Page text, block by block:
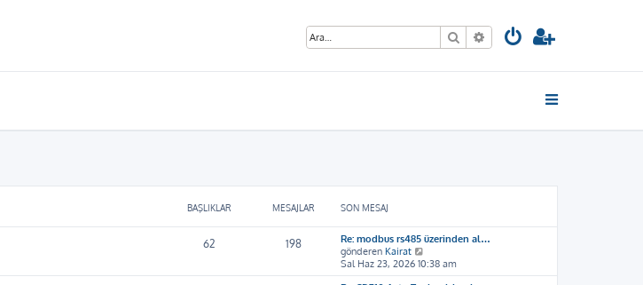
Ara Gelişmiş arama
BAŞLIKLAR MESAJLAR SON MESAJ
62 198
Re: modbus rs485 üzerinden al…
gönderen Kairat
o
n
Sal Haz 23, 2026 10:38 am